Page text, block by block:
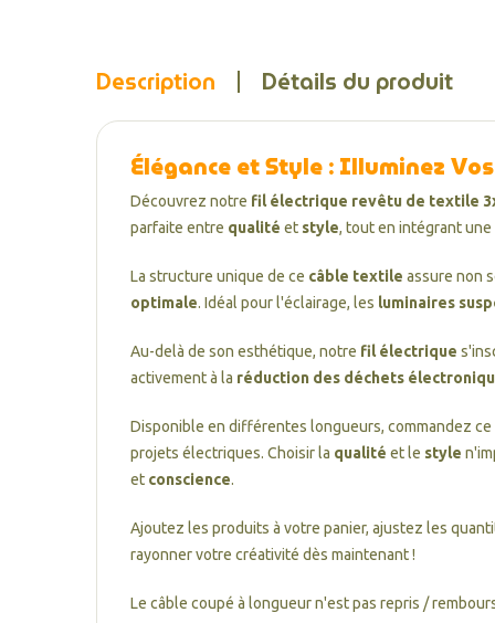
Description Détails du produit
Élégance et Style : Illuminez
Découvrez notre fil électrique revêtu de textile
parfaite entre qualité et style, tout en intégrant
La structure unique de ce câble textile assure non
optimale. Idéal pour l'éclairage, les luminaires
Au-delà de son esthétique, notre fil électrique
activement à la réduction des déchets
Disponible en différentes longueurs, commandez ce
projets électriques. Choisir la qualité et le style
et conscience.
Ajoutez les produits à votre panier, ajustez les
rayonner votre créativité dès maintenant !
Le câble coupé à longueur n'est pas repris /